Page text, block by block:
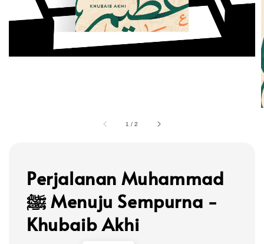
1 /2
Perjalanan Muhammad
ﷺ Menuju Sempurna -
Khubaib Akhi